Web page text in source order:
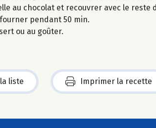
au chocolat et recouvrer avec le reste
pendant 50 min.
ou au goûter.
liste Imprimer la recette